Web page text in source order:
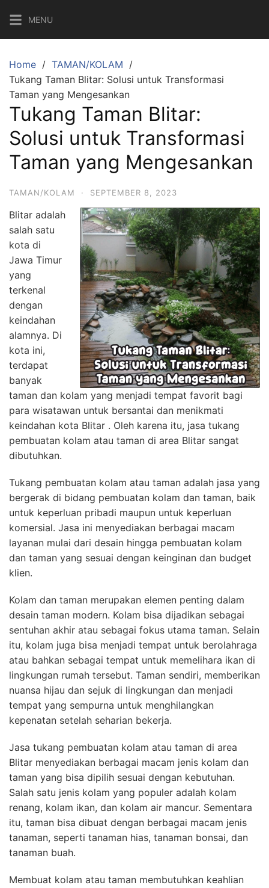
content
MENU
Home
TAMAN/KOLAM
Tukang Taman Blitar: Solusi untuk Transformasi
Taman yang Mengesankan
Tukang Taman Blitar:
Solusi untuk Transformasi
Taman yang Mengesankan
TAMAN/KOLAM · SEPTEMBER 8, 2023
Blitar adalah
salah satu
kota di
Jawa Timur
yang
terkenal
dengan
keindahan
alamnya. Di
kota ini,
terdapat
banyak
taman dan kolam yang menjadi tempat favorit bagi
para wisatawan untuk bersantai dan menikmati
keindahan kota Blitar . Oleh karena itu, jasa tukang
pembuatan kolam atau taman di area Blitar sangat
dibutuhkan.
Tukang pembuatan kolam atau taman adalah jasa yang
bergerak di bidang pembuatan kolam dan taman, baik
untuk keperluan pribadi maupun untuk keperluan
komersial. Jasa ini menyediakan berbagai macam
layanan mulai dari desain hingga pembuatan kolam
dan taman yang sesuai dengan keinginan dan budget
klien.
Kolam dan taman merupakan elemen penting dalam
desain taman modern. Kolam bisa dijadikan sebagai
sentuhan akhir atau sebagai fokus utama taman. Selain
itu, kolam juga bisa menjadi tempat untuk berolahraga
atau bahkan sebagai tempat untuk memelihara ikan di
lingkungan rumah tersebut. Taman sendiri, memberikan
nuansa hijau dan sejuk di lingkungan dan menjadi
tempat yang sempurna untuk menghilangkan
kepenatan setelah seharian bekerja.
Jasa tukang pembuatan kolam atau taman di area
Blitar menyediakan berbagai macam jenis kolam dan
taman yang bisa dipilih sesuai dengan kebutuhan.
Salah satu jenis kolam yang populer adalah kolam
renang, kolam ikan, dan kolam air mancur. Sementara
itu, taman bisa dibuat dengan berbagai macam jenis
tanaman, seperti tanaman hias, tanaman bonsai, dan
tanaman buah.
Membuat kolam atau taman membutuhkan keahlian